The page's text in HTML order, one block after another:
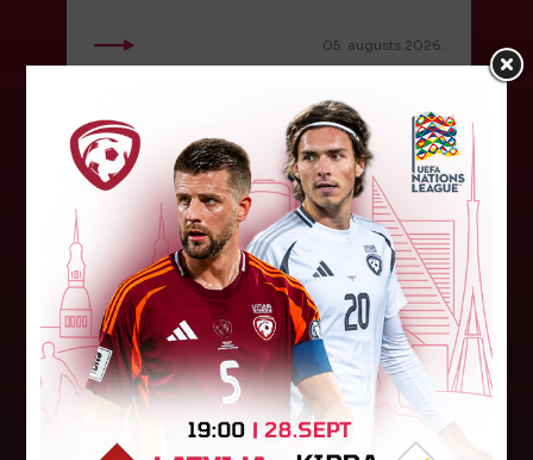
05. augusts 2026.
FK "Auda" pie eirokausu galda
turpina baudīt desertus
Otrdien Latvijas klubs FK "Auda" aizvadīja UEFA
Konferences līgas kvalifikācijas trešās kārtas